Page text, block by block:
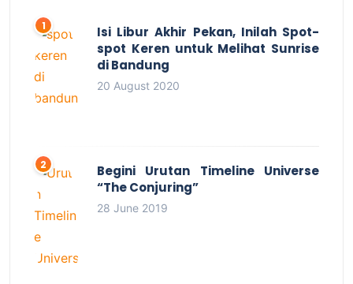
Isi Libur Akhir Pekan, Inilah Spot-
spot Keren untuk Melihat Sunrise
di Bandung
20 August 2020
Begini Urutan Timeline Universe
“The Conjuring”
28 June 2019